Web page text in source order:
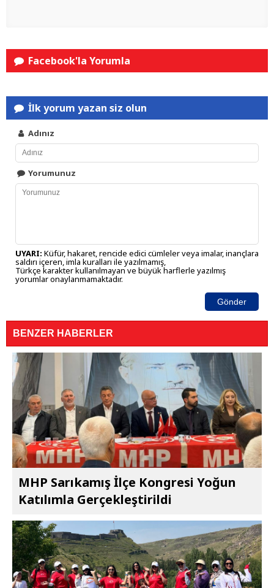
Facebook'la Yorumla
İlk yorum yazan siz olun
Adınız
Yorumunuz
UYARI: Küfür, hakaret, rencide edici cümleler veya imalar, inançlara
saldırı içeren, imla kuralları ile yazılmamış,
Türkçe karakter kullanılmayan ve büyük harflerle yazılmış
yorumlar onaylanmamaktadır.
Gönder
BENZER HABERLER
MHP Sarıkamış İlçe Kongresi Yoğun
Katılımla Gerçekleştirildi